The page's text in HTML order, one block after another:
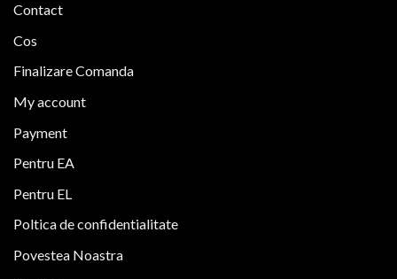
Contact
Cos
Finalizare Comanda
My account
Payment
Pentru EA
Pentru EL
Poltica de confidentialitate
Povestea Noastra